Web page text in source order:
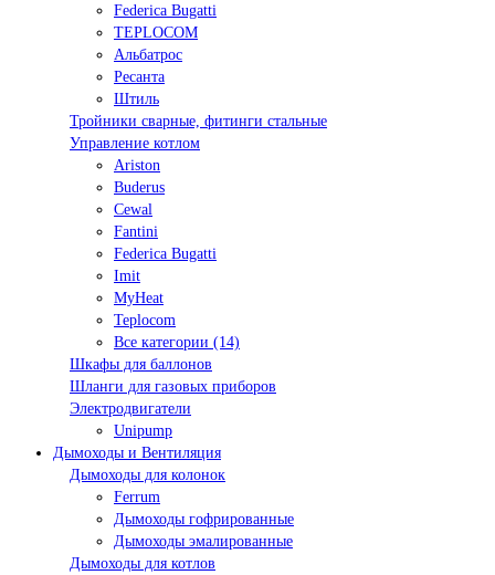
Federica Bugatti
TEPLOCOM
Альбатрос
Ресанта
Штиль
Тройники сварные, фитинги стальные
Управление котлом
Ariston
Buderus
Cewal
Fantini
Federica Bugatti
Imit
MyHeat
Teplocom
Все категории (14)
Шкафы для баллонов
Шланги для газовых приборов
Электродвигатели
Unipump
Дымоходы и Вентиляция
Дымоходы для колонок
Ferrum
Дымоходы гофрированные
Дымоходы эмалированные
Дымоходы для котлов